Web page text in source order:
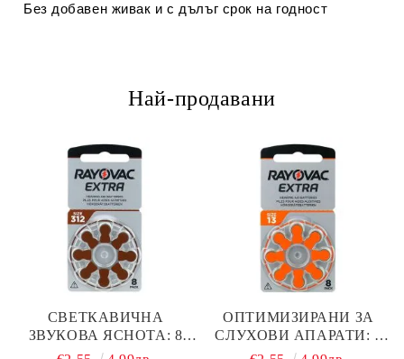
Без добавен живак и с дълъг срок на годност
Най-продавани
СВЕТКАВИЧНА
ЗВУКОВА ЯСНОТА: 8
БРОЯ RAYOVAC EXTRA
ОПТИМИЗИРАНИ ЗА
СЛУХОВИ АПАРАТИ: 8
БРОЯ RAYOVAC EXTRA